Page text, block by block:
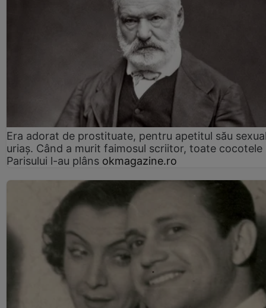
Era adorat de prostituate, pentru apetitul său
uriaș. Când a murit faimosul scriitor, toate cocotele
Parisului l-au plâns okmagazine.ro